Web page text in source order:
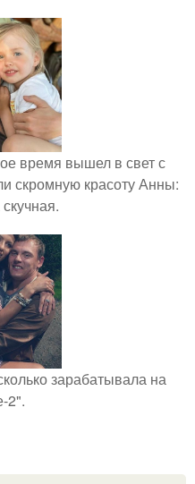
время вышел в свет с
скромную красоту Анны:
зарабатывала на
2".